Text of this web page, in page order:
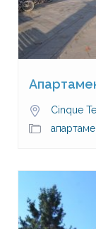
Cinque